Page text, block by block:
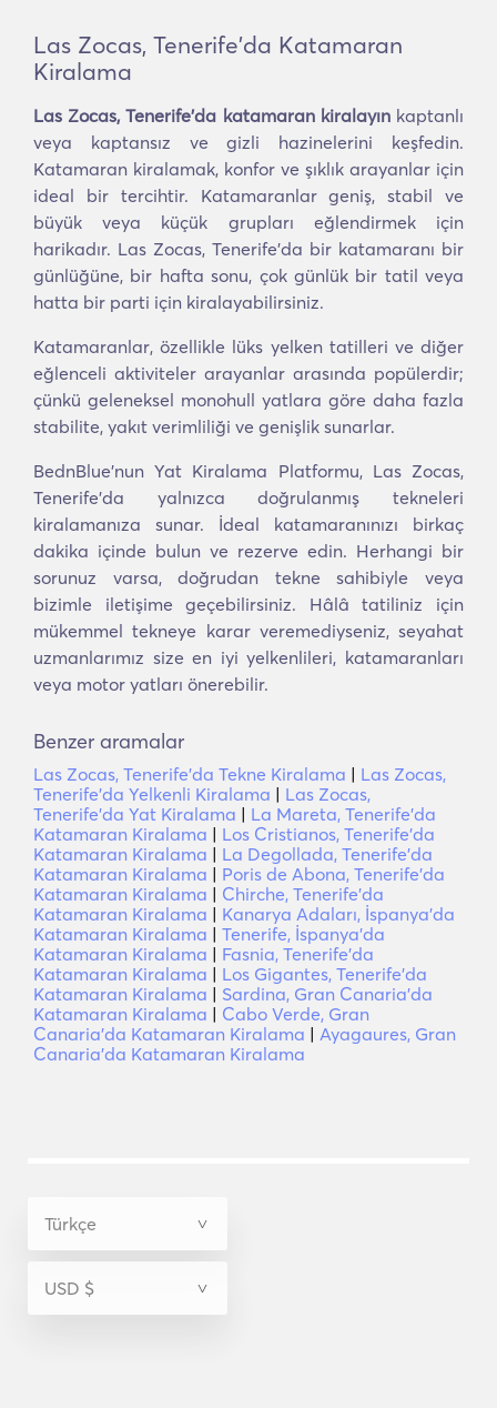
Las Zocas, Tenerife'da Katamaran
Kiralama
Las Zocas, Tenerife'da katamaran kiralayınkaptanlı
veya kaptansız ve gizli hazinelerini keşfedin.
Katamaran kiralamak, konfor ve şıklık arayanlar için
ideal bir tercihtir. Katamaranlar geniş, stabil ve
büyük veya küçük grupları eğlendirmek için
harikadır. Las Zocas, Tenerife'da bir katamaranı bir
günlüğüne, bir hafta sonu, çok günlük bir tatil veya
hatta bir parti için kiralayabilirsiniz.
Katamaranlar, özellikle lüks yelken tatilleri ve diğer
eğlenceli aktiviteler arayanlar arasında popülerdir;
çünkü geleneksel monohull yatlara göre daha fazla
stabilite, yakıt verimliliği ve genişlik sunarlar.
BednBlue'nun Yat Kiralama Platformu, Las Zocas,
Tenerife'da yalnızca doğrulanmış tekneleri
kiralamanıza sunar. İdeal katamaranınızı birkaç
dakika içinde bulun ve rezerve edin. Herhangi bir
sorunuz varsa, doğrudan tekne sahibiyle veya
bizimle iletişime geçebilirsiniz. Hâlâ tatiliniz için
mükemmel tekneye karar veremediyseniz, seyahat
uzmanlarımız size en iyi yelkenlileri, katamaranları
veya motor yatları önerebilir.
Benzer aramalar
Las Zocas, Tenerife'da Tekne Kiralama | Las Zocas,
Tenerife'da Yelkenli Kiralama | Las Zocas,
Tenerife'da Yat Kiralama | La Mareta, Tenerife'da
Katamaran Kiralama | Los Cristianos, Tenerife'da
Katamaran Kiralama | La Degollada, Tenerife'da
Katamaran Kiralama | Poris de Abona, Tenerife'da
Katamaran Kiralama | Chirche, Tenerife'da
Katamaran Kiralama | Kanarya Adaları, İspanya'da
Katamaran Kiralama | Tenerife, İspanya'da
Katamaran Kiralama | Fasnia, Tenerife'da
Katamaran Kiralama | Los Gigantes, Tenerife'da
Katamaran Kiralama | Sardina, Gran Canaria'da
Katamaran Kiralama | Cabo Verde, Gran
Canaria'da Katamaran Kiralama | Ayagaures, Gran
Canaria'da Katamaran Kiralama